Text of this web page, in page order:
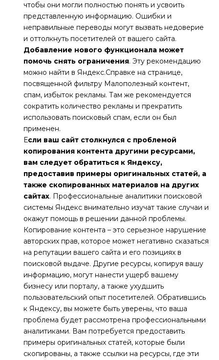
чтобы они могли полностью понять и усвоить
представленную информацию. Ошибки и
неправильные переводы могут вызвать недоверие
и оттолкнуть посетителей от вашего сайта.
Добавление нового функционала может
помочь снять ограничения. Эту рекомендацию
можно найти в Яндекс.Справке на странице,
посвященной фильтру Малополезный контент,
спам, избыток рекламы. Там же рекомендуется
сократить количество рекламы и прекратить
использовать поисковый спам, если он был
применен.
Если ваш сайт столкнулся с проблемой
копирования контента другими ресурсами,
вам следует обратиться к Яндексу,
предоставив примеры оригинальных статей, а
также скопированных материалов на других
сайтах. Профессиональные аналитики поисковой
системы Яндекс внимательно изучат такие случаи и
окажут помощь в решении данной проблемы.
Копирование контента – это серьезное нарушение
авторских прав, которое может негативно сказаться
на репутации вашего сайта и его позициях в
поисковой выдаче. Другие ресурсы, копируя вашу
информацию, могут нанести ущерб вашему
бизнесу или порталу, а также ухудшить
пользовательский опыт посетителей. Обратившись
к Яндексу, вы можете быть уверены, что ваша
проблема будет рассмотрена профессиональными
аналитиками. Вам потребуется предоставить
примеры оригинальных статей, которые были
скопированы, а также ссылки на ресурсы, где эти